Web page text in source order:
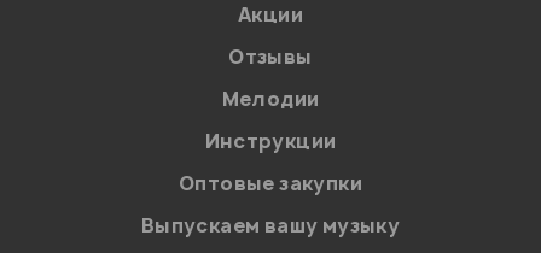
Акции
Отзывы
Мелодии
Инструкции
Оптовые закупки
Выпускаем вашу музыку